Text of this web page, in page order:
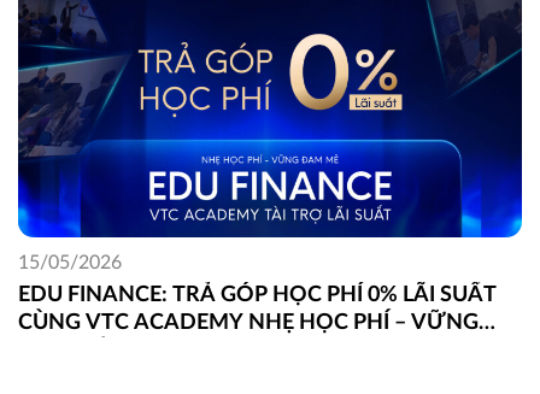
EDU FINANCE: TRẢ GÓP HỌC PHÍ 0% LÃI SUẤT
CÙNG VTC ACADEMY NHẸ HỌC PHÍ – VỮNG
15/05/2026